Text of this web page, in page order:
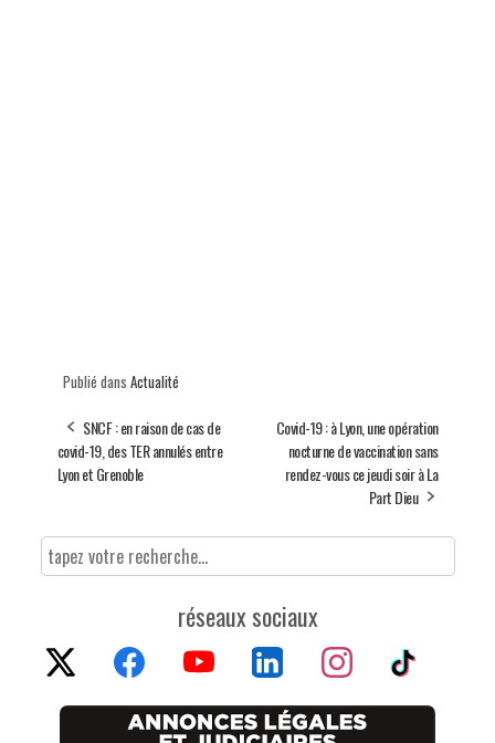
Publié dans Actualité
SNCF : en raison de cas de
covid-19, des TER annulés entre
Lyon et Grenoble
Covid-19 : à Lyon, une opération
nocturne de vaccination sans
rendez-vous ce jeudi soir à La
Part Dieu
réseaux sociaux